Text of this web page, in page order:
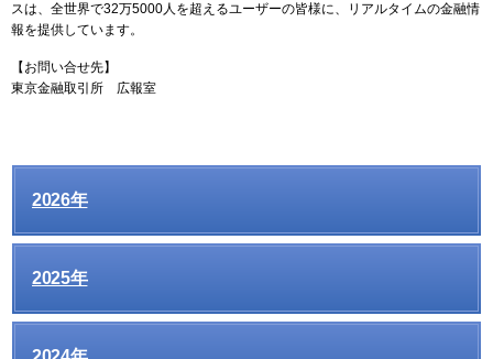
スは、全世界で32万5000人を超えるユーザーの皆様に、リアルタイムの金融情
報を提供しています。
【お問い合せ先】
東京金融取引所 広報室
2026年
2025年